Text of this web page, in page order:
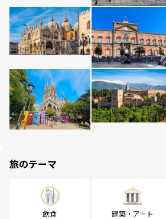
旅のテーマ
飲食 建築・アート